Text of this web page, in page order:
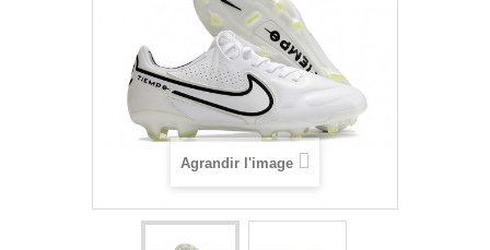
Agrandir l'image